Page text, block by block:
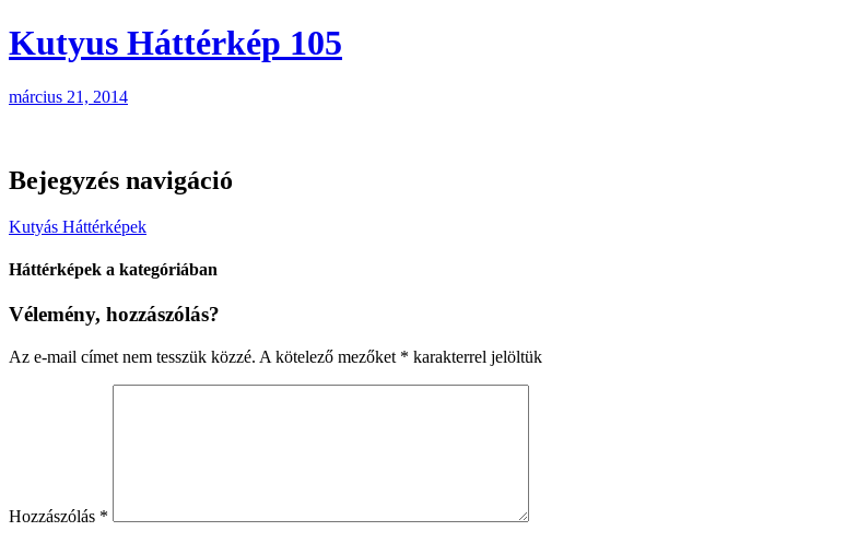
Kutyus Háttérkép 105
március 21, 2014
Bejegyzés navigáció
Kutyás Háttérképek
Háttérképek a kategóriában
Vélemény, hozzászólás?
Az e-mail címet nem tesszük közzé. A kötelező mezőket * karakterrel jelöltük
Hozzászólás *